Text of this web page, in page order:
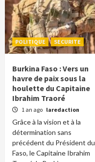
POLITIQUE SECURITE
Burkina Faso : Vers un
havre de paix sous la
houlette du Capitaine
Ibrahim Traoré
1 an ago laredaction
Grâce à la vision et à la
détermination sans
précédent du Président du
Faso, le Capitaine Ibrahim